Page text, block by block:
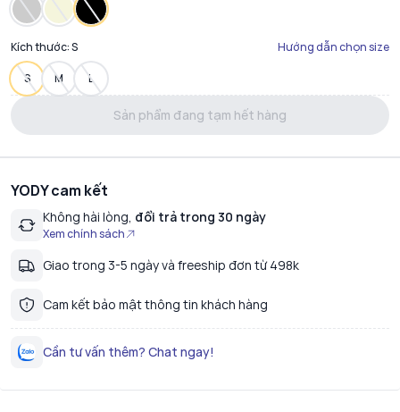
Kích thước:S Hướng dẫn chọn size
S M L
Sản phẩm đang tạm hết hàng
YODY cam kết
Không hài lòng, đổi trả trong 30 ngày
Xem chính sách
Giao trong 3-5 ngày và freeship đơn từ 498k
Cam kết bảo mật thông tin khách hàng
Cần tư vấn thêm? Chat ngay!